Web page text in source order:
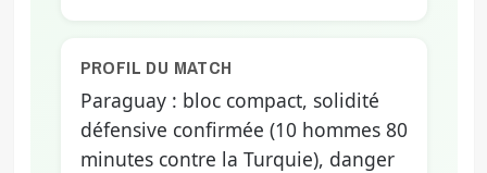
PROFIL DU MATCH
Paraguay : bloc compact, solidité
défensive confirmée (10 hommes 80
minutes contre la Turquie), danger